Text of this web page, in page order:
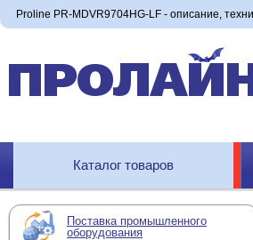
Proline PR-MDVR9704HG-LF - описание,
Каталог товаров
Поставка промышленного
оборудования